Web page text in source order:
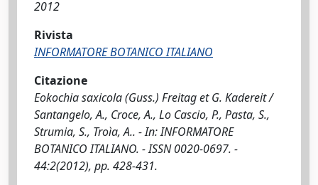
2012
Rivista
INFORMATORE BOTANICO ITALIANO
Citazione
Eokochia saxicola (Guss.) Freitag et G. Kadereit /
Santangelo, A., Croce, A., Lo Cascio, P., Pasta, S.,
Strumia, S., Troìa, A.. - In: INFORMATORE
BOTANICO ITALIANO. - ISSN 0020-0697. -
44:2(2012), pp. 428-431.